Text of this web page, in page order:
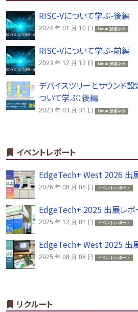
RISC-Vについて学ぶ-後編
2024 年 01 月 10 日 Linux 技術ネタ
RISC-Vについて学ぶ-前編
2023 年 12 月 12 日 Linux 技術ネタ
デバイスツリーとサウン
ついて学ぶ：後編
2023 年 03 月 31 日 Linux 技術ネタ
イベントレポート
EdgeTech+ West 2026 出
2026 年 08 月 05 日 イベントレポート
EdgeTech+ 2025 出展レポ
2025 年 12 月 01 日 イベントレポート
EdgeTech+ West 2025 出
2025 年 08 月 08 日 イベントレポート
リクルート